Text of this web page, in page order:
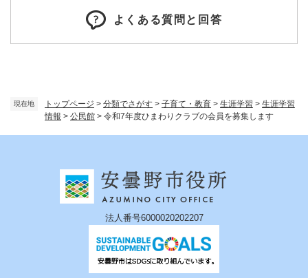
現在地 トップページ > 分類でさがす > 子育て・教育 > 生涯学習 > 生涯学習
情報 > 公民館 > 令和7年度ひまわりクラブの会員を募集します
よくある質問と回答
法人番号6000020202207